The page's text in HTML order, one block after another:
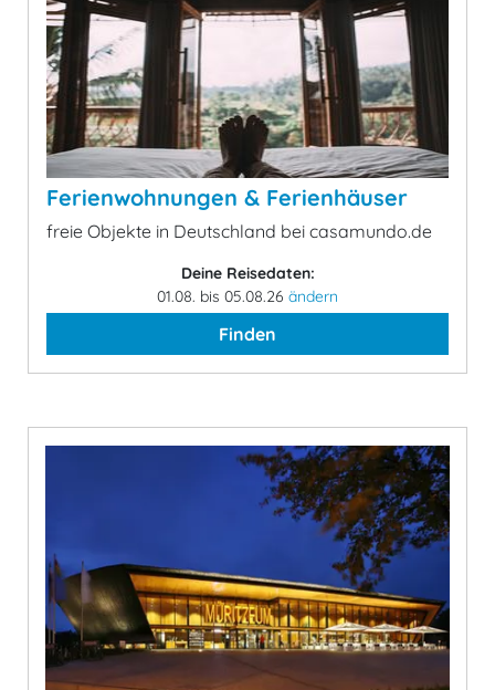
Ferienwohnungen & Ferienhäuser
freie Objekte in Deutschland bei casamundo.de
Deine Reisedaten:
01.08. bis 05.08.26 ändern
Finden